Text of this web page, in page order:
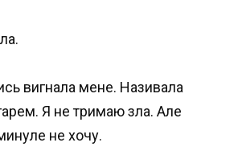
вигнала мене. Називала
Я не тримаю зла. Але
не хочу.